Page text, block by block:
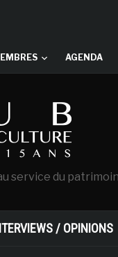
AGENDA
service du
/ OPINIONS